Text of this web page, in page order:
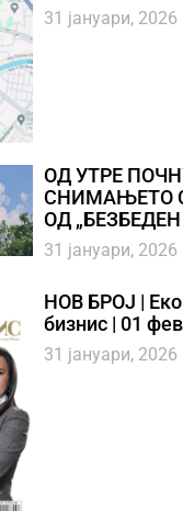
31 јануари, 2026
ОД УТРЕ
СНИМАЊЕТО
ОД
31 јануари, 2026
НОВ БРОЈ |
бизнис | 01
31 јануари, 2026